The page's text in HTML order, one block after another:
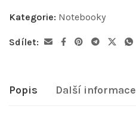
Kategorie: Notebooky
Sdílet:
Popis Další informace